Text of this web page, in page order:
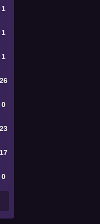
1
1
1
26
0
23
17
0